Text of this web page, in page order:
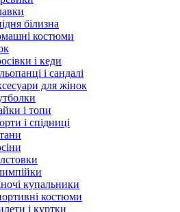
білизна
костюми
і кеди
і сандалі
для жінок
і топи
і спідниці
купальники
костюми
і куртки